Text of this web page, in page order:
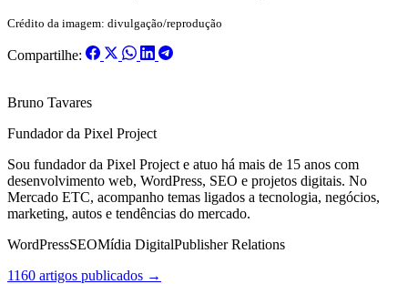
Crédito da imagem: divulgação/reprodução
Compartilhe:
Bruno Tavares
Fundador da Pixel Project
Sou fundador da Pixel Project e atuo há mais de 15 anos com
desenvolvimento web, WordPress, SEO e projetos digitais. No
Mercado ETC, acompanho temas ligados a tecnologia, negócios,
marketing, autos e tendências do mercado.
WordPressSEOMídia DigitalPublisher Relations
1160 artigos publicados →